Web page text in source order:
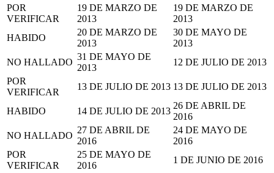
POR
VERIFICAR
19 DE MARZO DE
2013
19 DE MARZO DE
2013
HABIDO
20 DE MARZO DE
2013
30 DE MAYO DE
2013
NO HALLADO
31 DE MAYO DE
2013
12 DE JULIO DE 2013
POR
VERIFICAR
13 DE JULIO DE 2013 13 DE JULIO DE 2013
HABIDO 14 DE JULIO DE 2013
26 DE ABRIL DE
2016
NO HALLADO
27 DE ABRIL DE
2016
24 DE MAYO DE
2016
POR
VERIFICAR
25 DE MAYO DE
2016
1 DE JUNIO DE 2016